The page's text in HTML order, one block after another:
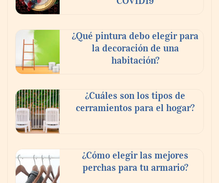
¿Qué pintura debo elegir para
la decoración de una
habitación?
¿Cuáles son los tipos de
cerramientos para el hogar?
¿Cómo elegir las mejores
perchas para tu armario?